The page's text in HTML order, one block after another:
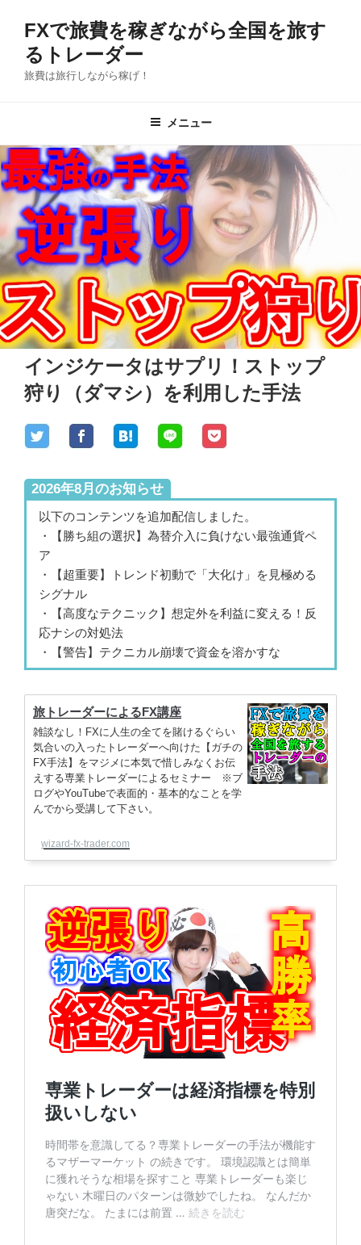
キ
ッ
プ
FXで旅費を稼ぎながら全国を旅す
るトレーダー
旅費は旅行しながら稼げ！
メニュー
インジケータはサプリ！ストップ
狩り（ダマシ）を利用した手法
2026年8月のお知らせ
以下のコンテンツを追加配信しました。
・【勝ち組の選択】為替介入に負けない最強通貨ペ
ア
・【超重要】トレンド初動で「大化け」を見極める
シグナル
・【高度なテクニック】想定外を利益に変える！反
応ナシの対処法
・【警告】テクニカル崩壊で資金を溶かすな
旅トレーダーによるFX講座
雑談なし！FXに人生の全てを賭けるぐらい
気合いの入ったトレーダーへ向けた【ガチの
FX手法】をマジメに本気で惜しみなくお伝
えする専業トレーダーによるセミナー ※ブ
ログやYouTubeで表面的・基本的なことを学
んでから受講して下さい。
wizard-fx-trader.com